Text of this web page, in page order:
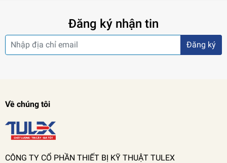
Đăng ký nhận tin
Đăng ký
Về chúng tôi
CÔNG TY CỔ PHẦN THIẾT BỊ KỸ THUẬT TULEX